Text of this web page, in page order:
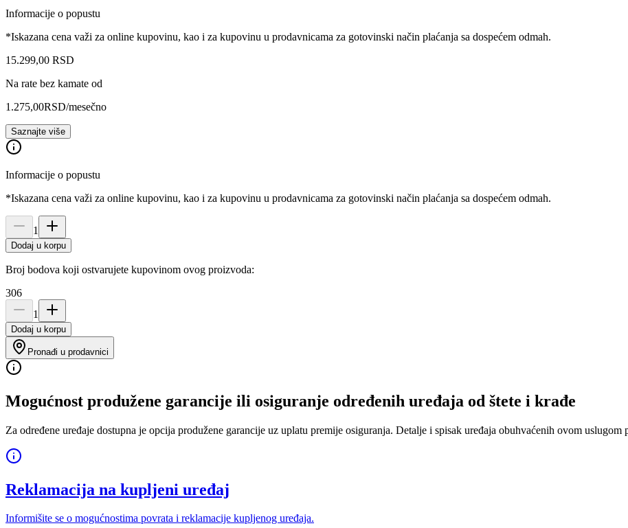
Informacije o popustu
*Iskazana cena važi za online kupovinu, kao i za kupovinu u prodavnicama za gotovinski način plaćanja sa dospećem odmah.
15.299,00 RSD
Na rate bez kamate od
1.275,00RSD/mesečno
Saznajte više
Informacije o popustu
*Iskazana cena važi za online kupovinu, kao i za kupovinu u prodavnicama za gotovinski način plaćanja sa dospećem odmah.
1
Dodaj u korpu
Broj bodova koji ostvarujete kupovinom ovog proizvoda:
306
1
Dodaj u korpu
Pronađi u prodavnici
Mogućnost produžene garancije ili osiguranje određenih uređaja od štete i krađe
Za određene uređaje dostupna je opcija produžene garancije uz uplatu premije osiguranja. Detalje i spisak uređaja obuhvaćenih ovom uslugom
Reklamacija na kupljeni uređaj
Informišite se o mogućnostima povrata i reklamacije kupljenog uređaja.